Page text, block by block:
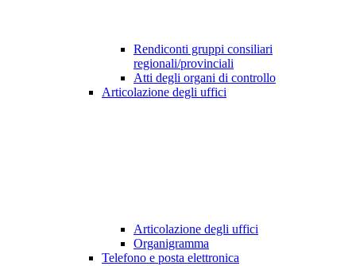
Rendiconti gruppi consiliari
regionali/provinciali
Atti degli organi di controllo
Articolazione degli uffici
Articolazione degli uffici
Organigramma
Telefono e posta elettronica